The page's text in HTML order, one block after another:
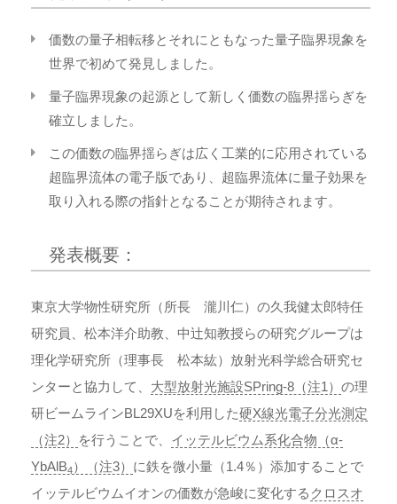
価数の量子相転移とそれにともなった量子臨界現象を
世界で初めて発見しました。
量子臨界現象の起源として新しく価数の臨界揺らぎを
確立しました。
この価数の臨界揺らぎは広く工業的に応用されている
超臨界流体の電子版であり、超臨界流体に量子効果を
取り入れる際の指針となることが期待されます。
発表概要：
東京大学物性研究所（所長 瀧川仁）の久我健太郎特任
研究員、松本洋介助教、中辻知教授らの研究グループは
理化学研究所（理事長 松本紘）放射光科学総合研究セ
ンターと協力して、 大型放射光施設SPring-8（注1） の理
研ビームラインBL29XUを利用した硬X線光電子分光測定
（注2）
を行うことで、 イッテルビウム系化合物（α-
YbAlB4）（注3） に鉄を微小量（1.4％）添加することで
イッテルビウムイオンの価数が急峻に変化する クロスオ